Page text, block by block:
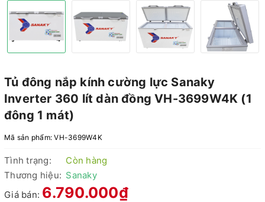
Tủ đông nắp kính cường lực Sanaky
Inverter 360 lít dàn đồng VH-3699W4K (1
đông 1 mát)
Mã sản phẩm:VH-3699W4K
Tình trạng:
Còn hàng
Thương hiệu: Sanaky
Giá bán: 6.790.000₫